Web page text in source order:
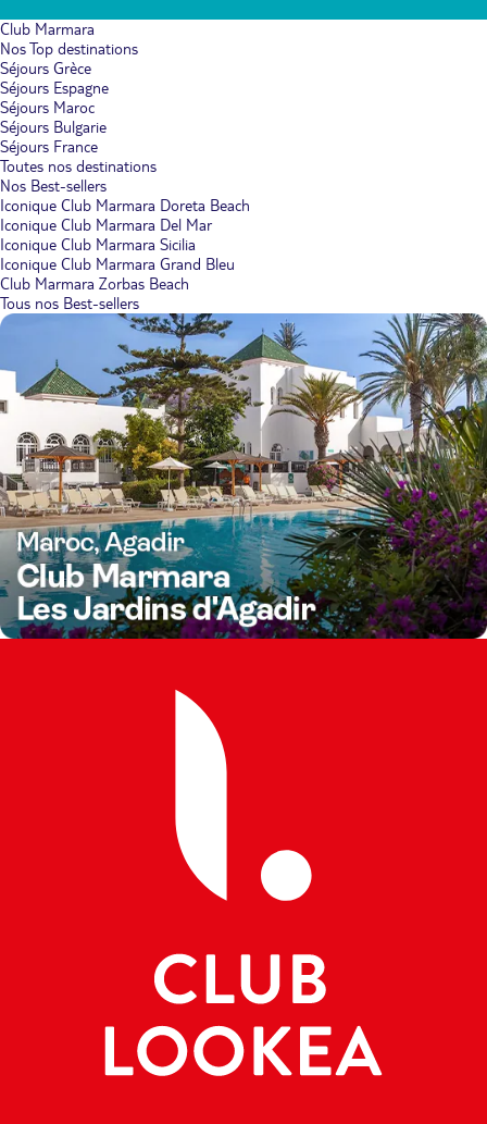
Club Marmara
Nos Top destinations
Séjours Grèce
Séjours Espagne
Séjours Maroc
Séjours Bulgarie
Séjours France
Toutes nos destinations
Nos Best-sellers
Iconique Club Marmara Doreta Beach
Iconique Club Marmara Del Mar
Iconique Club Marmara Sicilia
Iconique Club Marmara Grand Bleu
Club Marmara Zorbas Beach
Tous nos Best-sellers